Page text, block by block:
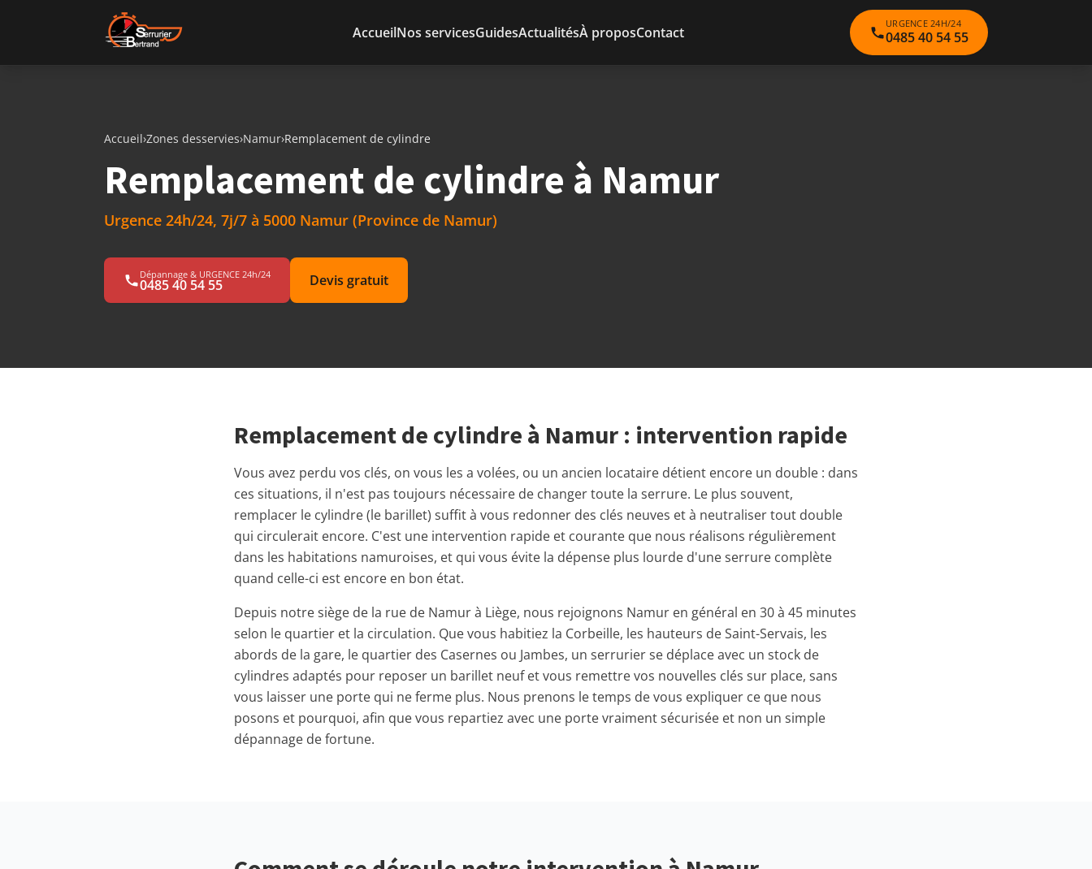
AccueilNos servicesGuidesActualitésÀ proposContact
URGENCE 24H/24
0485 40 54 55
Accueil›Zones desservies›Namur›Remplacement de cylindre
Remplacement de cylindre à Namur
Urgence 24h/24, 7j/7 à 5000 Namur (Province de Namur)
Dépannage & URGENCE 24h/24
0485 40 54 55 Devis gratuit
Remplacement de cylindre à Namur : intervention rapide
Vous avez perdu vos clés, on vous les a volées, ou un ancien locataire détient encore un double : dans
ces situations, il n'est pas toujours nécessaire de changer toute la serrure. Le plus souvent,
remplacer le cylindre (le barillet) suffit à vous redonner des clés neuves et à neutraliser tout double
qui circulerait encore. C'est une intervention rapide et courante que nous réalisons régulièrement
dans les habitations namuroises, et qui vous évite la dépense plus lourde d'une serrure complète
quand celle-ci est encore en bon état.
Depuis notre siège de la rue de Namur à Liège, nous rejoignons Namur en général en 30 à 45 minutes
selon le quartier et la circulation. Que vous habitiez la Corbeille, les hauteurs de Saint-Servais, les
abords de la gare, le quartier des Casernes ou Jambes, un serrurier se déplace avec un stock de
cylindres adaptés pour reposer un barillet neuf et vous remettre vos nouvelles clés sur place, sans
vous laisser une porte qui ne ferme plus. Nous prenons le temps de vous expliquer ce que nous
posons et pourquoi, afin que vous repartiez avec une porte vraiment sécurisée et non un simple
dépannage de fortune.